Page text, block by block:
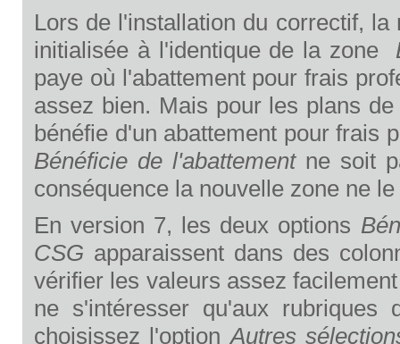
Lors de l'installation du correctif,
initialisée à l'identique de la zone
paye où l'abattement pour frais
assez bien. Mais pour les plans
bénéfie d'un abattement pour frais
Bénéficie de l'abattement ne soit
conséquence la nouvelle zone ne
En version 7, les deux options
CSG apparaissent dans des
vérifier les valeurs assez
ne s'intéresser qu'aux
choisissez l'optionAutres